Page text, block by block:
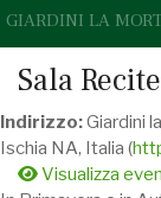
GIARDINI LA
Sala Recite
Indirizzo:Giardini
Ischia NA, Italia (
Visualizza